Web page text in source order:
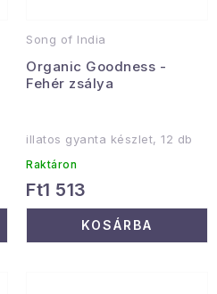
Song of India
Organic Goodness -
Fehér zsálya
illatos gyanta készlet, 12 db
Raktáron
Ft1 513
KOSÁRBA